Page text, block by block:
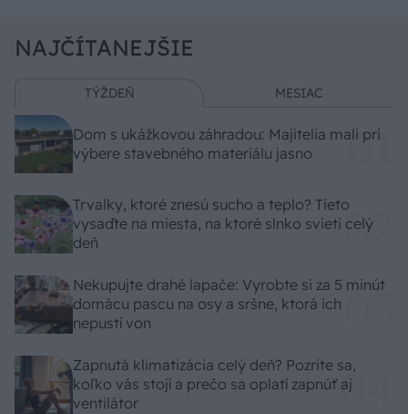
NAJČÍTANEJŠIE
TÝŽDEŇ MESIAC
Dom s ukážkovou záhradou: Majitelia mali pri
výbere stavebného materiálu jasno
Trvalky, ktoré znesú sucho a teplo? Tieto
vysaďte na miesta, na ktoré slnko svieti celý
deň
Nekupujte drahé lapače: Vyrobte si za 5 minút
domácu pascu na osy a sršne, ktorá ich
nepustí von
Zapnutá klimatizácia celý deň? Pozrite sa,
koľko vás stojí a prečo sa oplatí zapnúť aj
ventilátor